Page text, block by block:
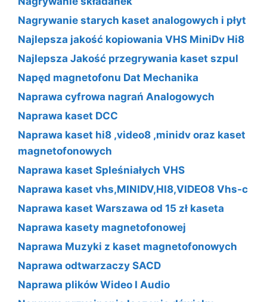
Nagrywanie starych kaset analogowych i płyt
Najlepsza jakość kopiowania VHS MiniDv Hi8
Najlepsza Jakość przegrywania kaset szpul
Napęd magnetofonu Dat Mechanika
Naprawa cyfrowa nagrań Analogowych
Naprawa kaset DCC
Naprawa kaset hi8 ,video8 ,minidv oraz kaset
magnetofonowych
Naprawa kaset Spleśniałych VHS
Naprawa kaset vhs,MINIDV,HI8,VIDEO8 Vhs-c
Naprawa kaset Warszawa od 15 zł kaseta
Naprawa kasety magnetofonowej
Naprawa Muzyki z kaset magnetofonowych
Naprawa odtwarzaczy SACD
Naprawa plików Wideo I Audio